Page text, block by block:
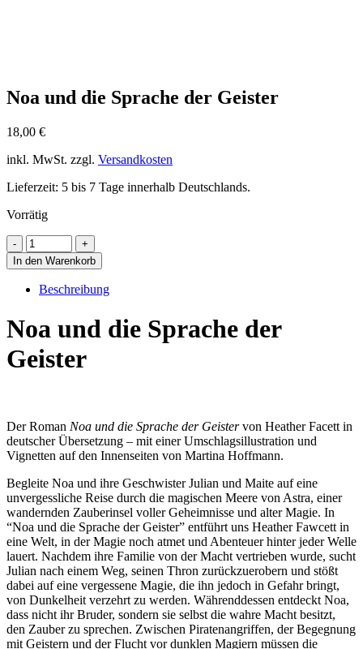
Noa und die Sprache der Geister
18,00 €
inkl. MwSt. zzgl. Versandkosten
Lieferzeit: 5 bis 7 Tage innerhalb Deutschlands.
Vorrätig
In den Warenkorb
Beschreibung
Noa und die Sprache der
Geister
Der Roman Noa und die Sprache der Geistervon Heather Facett in
deutscher Übersetzung – mit einer Umschlagsillustration und
Vignetten auf den Innenseiten von Martina Hoffmann.
Begleite Noa und ihre Geschwister Julian und Maite auf eine
unvergessliche Reise durch die magischen Meere von Astra, einer
wandernden Zauberinsel voller Geheimnisse und alter Magie. In
“Noa und die Sprache der Geister” entführt uns Heather Fawcett in
eine Welt, in der Magie noch atmet und Abenteuer hinter jeder Welle
lauert. Nachdem ihre Familie von der Macht vertrieben wurde, sucht
Julian nach einem Weg, seinen Thron zurückzuerobern und stößt
dabei auf eine vergessene Magie, die ihn jedoch in Gefahr bringt,
von Dunkelheit verzehrt zu werden. Währenddessen entdeckt Noa,
dass nicht ihr Bruder, sondern sie selbst die wahre Macht besitzt,
den Zauber zu sprechen. Zwischen Piratenangriffen, der Begegnung
mit Geistern und der Flucht vor dunklen Magiern müssen die